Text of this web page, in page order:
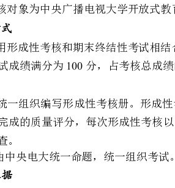
3IP19 ．课件：由宋娃丽副教授等多位主讲教师讲授，共计讲。
期末考试由中央电大统一命题，统一组织考试。
．文字教材：李运光教授主编的《桥梁工程》；
28 ．录象教材：宋娃丽副教授主讲，共计讲。